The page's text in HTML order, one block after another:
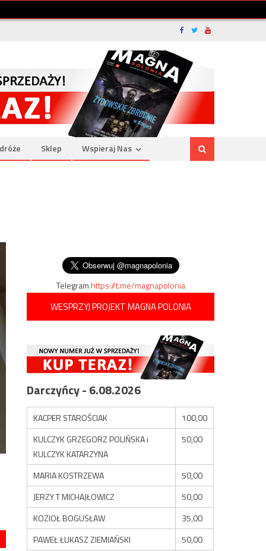
Sklep Wspieraj Nas
Telegramhttps://t.me/magnapolonia
WESPRZYJ PROJEKT MAGNA POLONIA
Darczyńcy - 6.08.2026
KACPER STAROŚCIAK
100,00
KULCZYK GRZEGORZ POLIŃSKA i
KULCZYK KATARZYNA
50,00
MARIA KOSTRZEWA
50,00
JERZY T MICHAJŁOWICZ
50,00
KOZIOŁ BOGUSŁAW
35,00
PAWEŁ ŁUKASZ ZIEMIAŃSKI
50,00